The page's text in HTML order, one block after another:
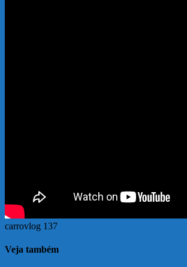
carrovlog 137
Veja também